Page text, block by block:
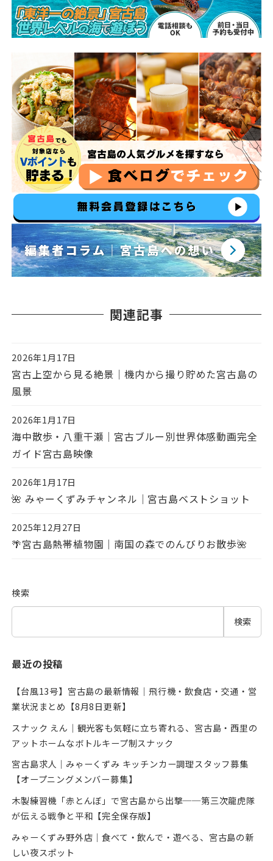
関連記事
投稿日
2026年1月17日
宮古上空から見る絶景｜機内から撮り貯めた宮古島の
風景
投稿日
2026年1月17日
海中散歩・八重干瀬｜宮古ブルー別世界体感動画完全
ガイド宮古島映像
投稿日
2026年1月17日
🌺 みゃーくずみチャンネル｜宮古島ベストショット
投稿日
2025年12月27日
🌴宮古島熱帯植物園｜南国の森でのんびりお散歩🌺
検索
検索
最近の投稿
【台風13号】宮古島の最新情報｜飛行機・飲食店・交通・営
業状況まとめ【8月8日更新】
スナック えん｜観光客も気軽に立ち寄れる、宮古島・西里の
アットホームなボトルキープ制スナック
宮古島求人｜みゃーくずみ キッチンカー調理スタッフ募集
【オープニングメンバー募集】
木製練習機「赤とんぼ」で宮古島から出撃──第三次龍虎隊
が伝える戦争と平和【完全保存版】
みゃーくずみ野外店｜食べて・飲んで・遊べる、宮古島の新
しい夜スポット